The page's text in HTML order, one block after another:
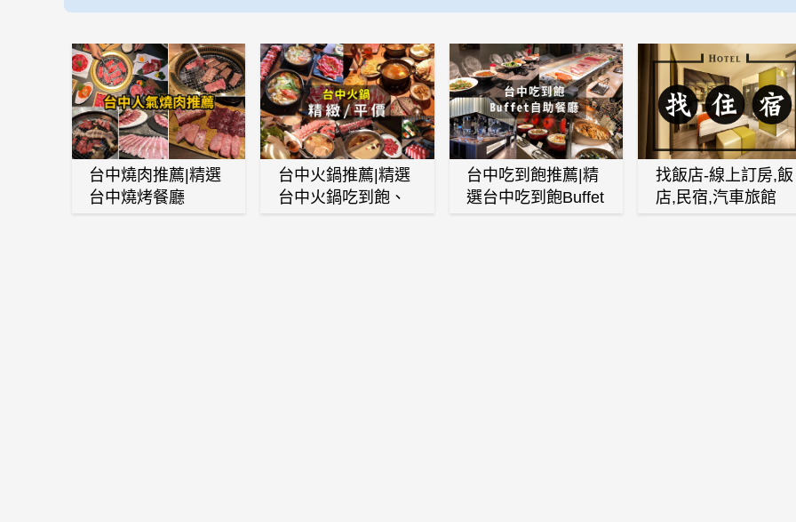
台中燒肉推薦|精選
台中燒烤餐廳
台中火鍋推薦|精選
台中火鍋吃到飽、
台中吃到飽推薦|精
選台中吃到飽Buffet
找飯店-線上訂房,飯
店,民宿,汽車旅館